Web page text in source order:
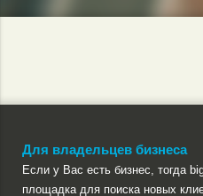
Для владельцев бизнеса
Если у Вас есть бизнес, тогда
площадка для поиска новых